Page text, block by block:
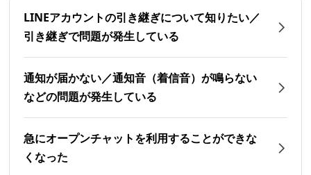
LINEアカウントの引き継ぎについて知りたい／
引き継ぎで問題が発生している
通知が届かない／通知音（着信音）が鳴らない
などの問題が発生している
急にオープンチャットを利用することができな
くなった